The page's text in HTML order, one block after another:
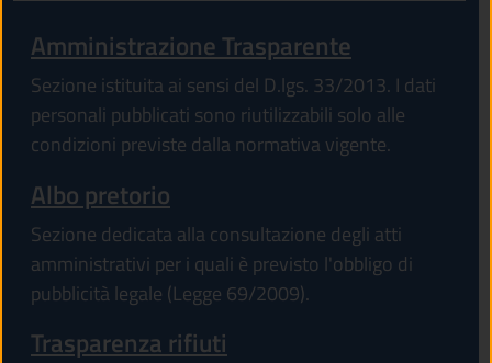
Amministrazione Trasparente
Sezione istituita ai sensi del D.lgs. 33/2013. I dati
personali pubblicati sono riutilizzabili solo alle
condizioni previste dalla normativa vigente.
Albo pretorio
Sezione dedicata alla consultazione degli atti
amministrativi per i quali è previsto l'obbligo di
pubblicità legale (Legge 69/2009).
Trasparenza rifiuti